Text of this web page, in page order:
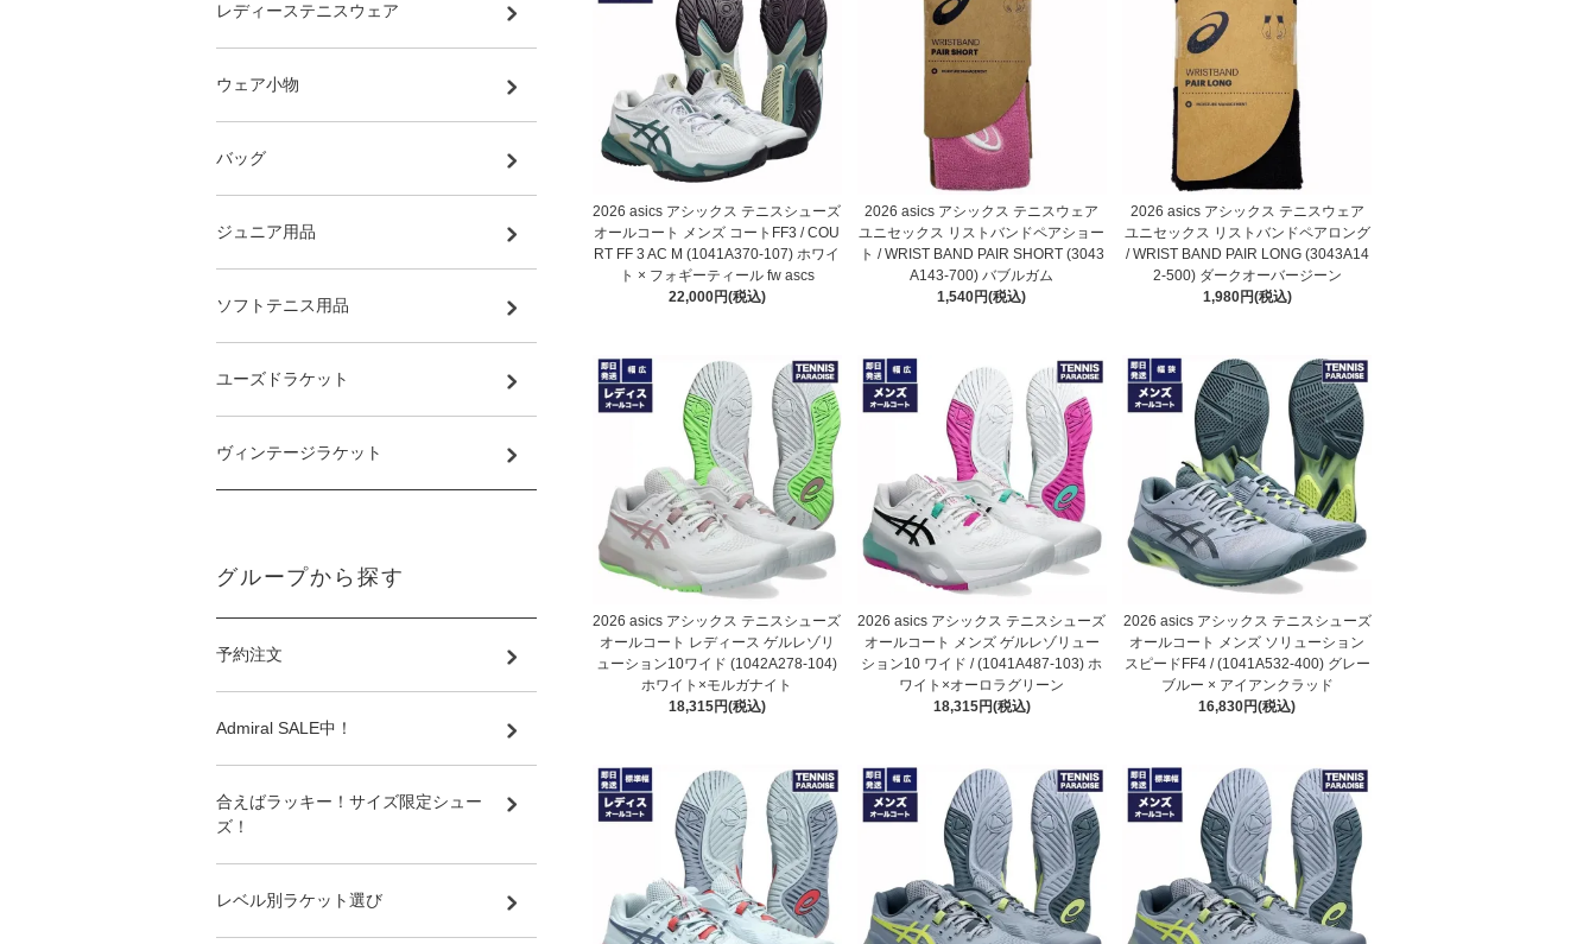
2026 asics アシックス テニスシューズ
オールコート メンズ コートFF3 / COU
RT FF 3 AC M (1041A370-107) ホワイ
ト × フォギーティール fw ascs
22,000円(税込)
2026 asics アシックス テニスウェア
ユニセックス リストバンドペアショー
ト / WRIST BAND PAIR SHORT (3043
A143-700) バブルガム
1,540円(税込)
2026 asics アシックス テニスウェア
ユニセックス リストバンドペアロング
/ WRIST BAND PAIR LONG (3043A14
2-500) ダークオーバージーン
1,980円(税込)
2026 asics アシックス テニスシューズ
オールコート レディース ゲルレゾリ
ューション10ワイド (1042A278-104)
ホワイト×モルガナイト
18,315円(税込)
2026 asics アシックス テニスシューズ
オールコート メンズ ゲルレゾリュー
ション10 ワイド / (1041A487-103) ホ
ワイト×オーロラグリーン
18,315円(税込)
2026 asics アシックス テニスシューズ
オールコート メンズ ソリューション
スピードFF4 / (1041A532-400) グレー
ブルー × アイアンクラッド
16,830円(税込)
レディーステニスウェア
ウェア小物
バッグ
ジュニア用品
ソフトテニス用品
ユーズドラケット
ヴィンテージラケット
グループから探す
予約注文
Admiral SALE中！
合えばラッキー！サイズ限定シュー
ズ！
レベル別ラケット選び